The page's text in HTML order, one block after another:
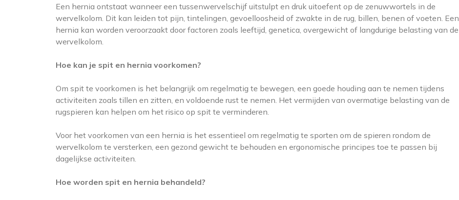
Een hernia ontstaat wanneer een tussenwervelschijf uitstulpt en druk uitoefent op de zenuwwortels in de
wervelkolom. Dit kan leiden tot pijn, tintelingen, gevoelloosheid of zwakte in de rug, billen, benen of voeten. Een
hernia kan worden veroorzaakt door factoren zoals leeftijd, genetica, overgewicht of langdurige belasting van de
wervelkolom.
Hoe kan je spit en hernia voorkomen?
Om spit te voorkomen is het belangrijk om regelmatig te bewegen, een goede houding aan te nemen tijdens
activiteiten zoals tillen en zitten, en voldoende rust te nemen. Het vermijden van overmatige belasting van de
rugspieren kan helpen om het risico op spit te verminderen.
Voor het voorkomen van een hernia is het essentieel om regelmatig te sporten om de spieren rondom de
wervelkolom te versterken, een gezond gewicht te behouden en ergonomische principes toe te passen bij
dagelijkse activiteiten.
Hoe worden spit en hernia behandeld?